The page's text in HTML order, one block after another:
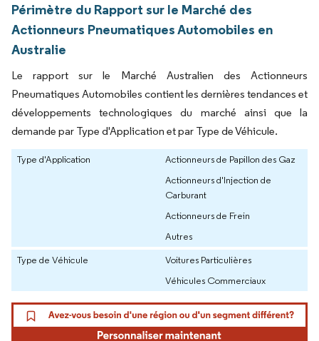
Périmètre du Rapport sur le Marché des
Actionneurs Pneumatiques Automobiles en
Australie
Le rapport sur le Marché Australien des Actionneurs
Pneumatiques Automobiles contient les dernières tendances et
développements technologiques du marché ainsi que la
demande par Type d'Application et par Type de Véhicule.
Type d'Application
Actionneurs de Papillon des Gaz
Actionneurs d'Injection de
Carburant
Actionneurs de Frein
Autres
Type de Véhicule
Voitures Particulières
Véhicules Commerciaux